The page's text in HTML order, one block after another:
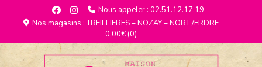
Nous appeler : 02.51.12.17.19
Nos magasins : TREILLIERES – NOZAY – NORT /ERDRE
0,00€(0)